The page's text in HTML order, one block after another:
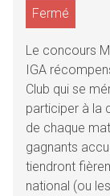
Fermé
Le concours
IGA
Club qui se
participer à la
de chaque
gagnants
tiendront
national (ou